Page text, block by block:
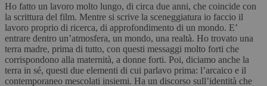
Ho fatto un lavoro molto lungo, di circa due anni, che coincide con
la scrittura del film. Mentre si scrive la sceneggiatura io faccio il
lavoro proprio di ricerca, di approfondimento di un mondo. E’
entrare dentro un’atmosfera, un mondo, una realtà. Ho trovato una
terra madre, prima di tutto, con questi messaggi molto forti che
corrispondono alla maternità, a donne forti. Poi, diciamo anche la
terra in sé, questi due elementi di cui parlavo prima: l’arcaico e il
contemporaneo mescolati insiemi. Ha un discorso sull’identità che